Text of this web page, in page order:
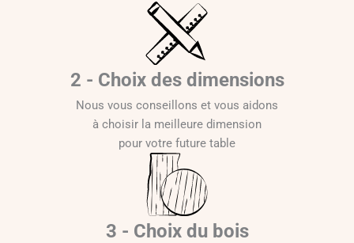
2 - Choix des dimensions
Nous vous conseillons et vous aidons
à choisir la meilleure dimension
pour votre future table
3 - Choix du bois